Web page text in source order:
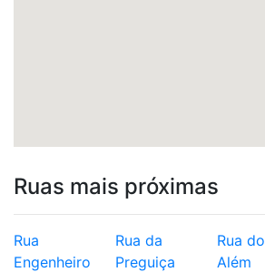
Ruas mais próximas
Rua
Engenheiro
Rua da
Preguiça
Rua do
Além